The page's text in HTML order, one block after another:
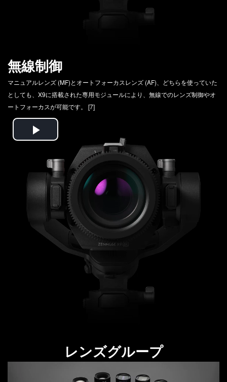
無線制御
マニュアルレンズ (MF)とオートフォーカスレンズ (AF)、どちらを使っていた
としても、X9に搭載された専用モジュールにより、無線でのレンズ制御やオ
ートフォーカスが可能です。 [7]
Play
Video
レンズグループ